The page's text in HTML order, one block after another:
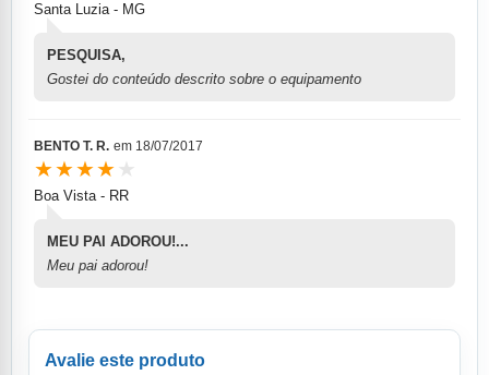
Santa Luzia - MG
PESQUISA,
Gostei do conteúdo descrito sobre o equipamento
BENTO T. R. em 18/07/2017
★★★★ ★
Boa Vista - RR
MEU PAI ADOROU!...
Meu pai adorou!
Avalie este produto